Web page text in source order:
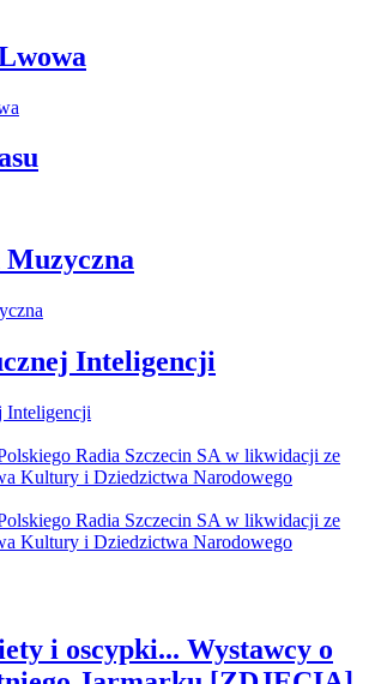
Inteligencji
i oscypki... Wystawcy o